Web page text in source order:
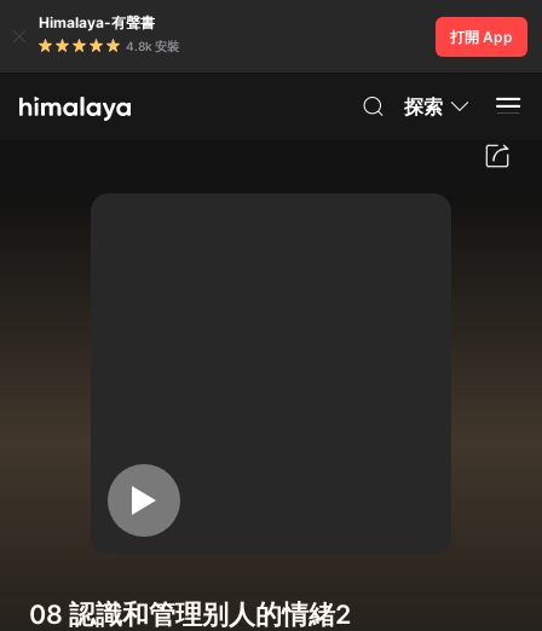
Himalaya-有聲書
4.8k 安裝
打開 App
探索
08 認識和管理别人的情緒2